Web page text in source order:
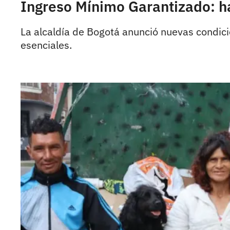
Ingreso Mínimo Garantizado:
La alcaldía de Bogotá anunció nuevas
esenciales.